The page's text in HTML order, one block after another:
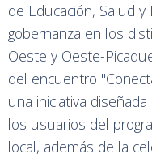
de Educación, Salud
gobernanza en los
Oeste y Oeste-
del encuentro
una iniciativa
los usuarios del
local, además de la